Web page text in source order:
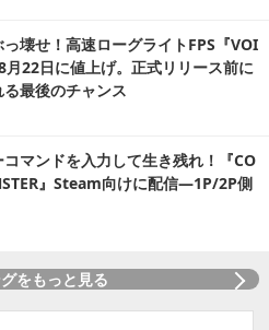
壊せ！高速ローグライトFPS『VOI
月22日に値上げ。正式リリース前に
最後のチャンス
マンドを入力して生き残れ！『CO
』Steam向けに配信―1P/2P側
をもっと見る